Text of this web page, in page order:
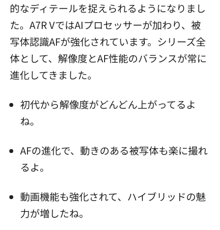
的なディテールを捉えられるようになりまし
た。A7R VではAIプロセッサーが加わり、被
写体認識AFが強化されています。シリーズ全
体として、解像度とAF性能のバランスが常に
進化してきました。
初代から解像度がどんどん上がってるよ
ね。
AFの進化で、動きのある被写体も楽に撮れ
るよ。
動画機能も強化されて、ハイブリッドの魅
力が増したね。